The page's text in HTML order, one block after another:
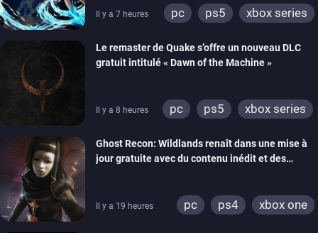
Il y a 7 heures pc ps5 xbox series
Le remaster de Quake s’offre un nouveau DLC
gratuit intitulé « Dawn of the Machine »
Il y a 8 heures pc ps5
xbox series
xbox one
nintendo 64
Ghost Recon: Wildlands renaît dans une mise à
jour gratuite avec du contenu inédit et des
Il y a 19 heures pc ps4 xbox one